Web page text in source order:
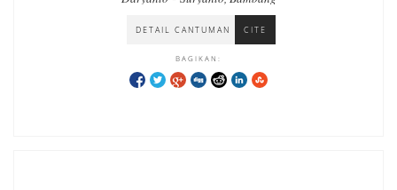
DETAIL CANTUMAN CITE
BAGIKAN: